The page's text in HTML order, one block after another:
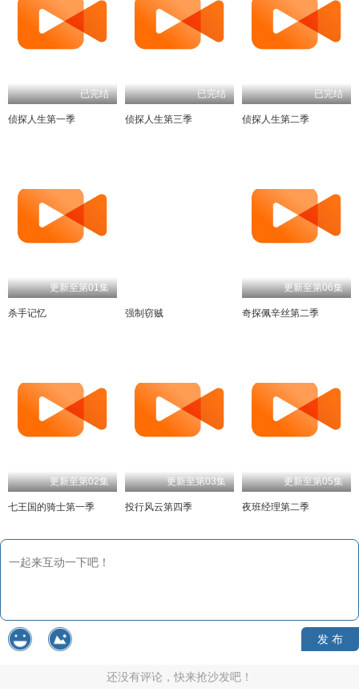
已完结
侦探人生第一季
已完结
侦探人生第三季
已完结
侦探人生第二季
更新至第01集
杀手记忆 强制窃贼
更新至第06集
奇探佩辛丝第二季
更新至第02集
七王国的骑士第一季
更新至第03集
投行风云第四季
更新至第05集
夜班经理第二季
发 布
还没有评论，快来抢沙发吧！